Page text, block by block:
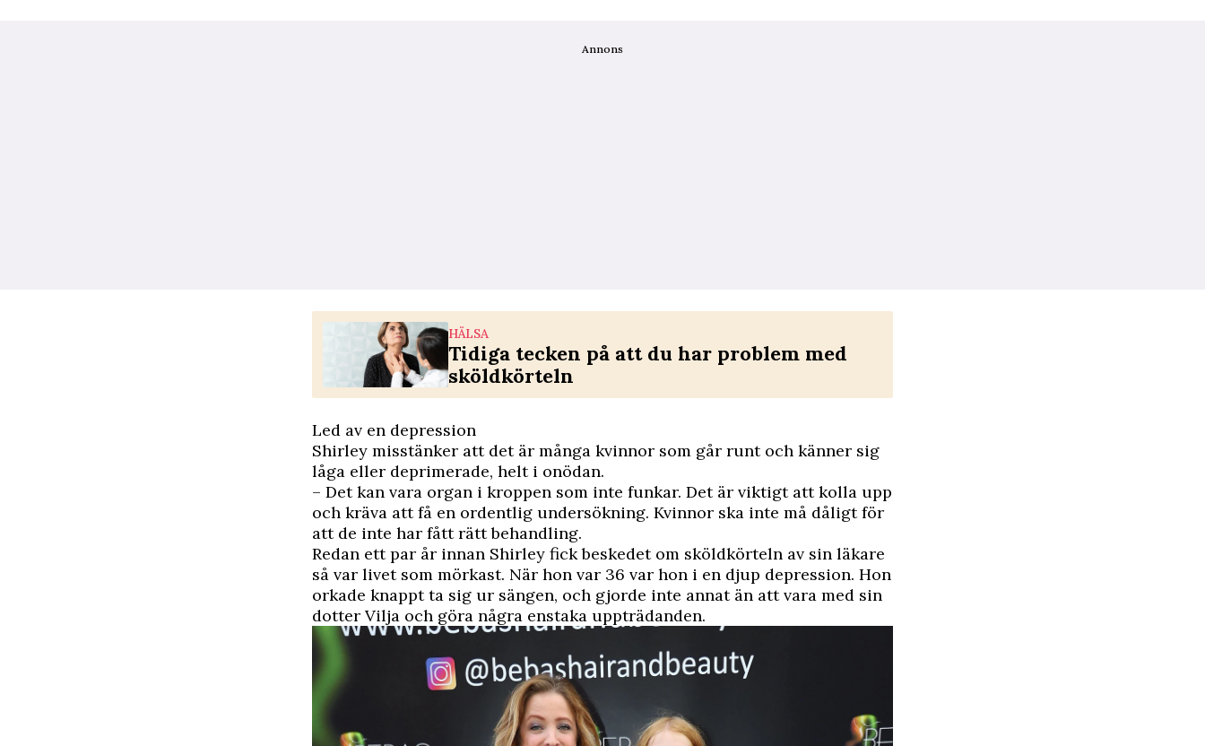
Annons
HÄLSA
Tidiga tecken på att du har problem med
sköldkörteln
Led av en depression
Shirley misstänker att det är många kvinnor som går runt och känner sig
låga eller deprimerade, helt i onödan.
– Det kan vara organ i kroppen som inte funkar. Det är viktigt att kolla upp
och kräva att få en ordentlig undersökning. Kvinnor ska inte må dåligt för
att de inte har fått rätt behandling.
Redan ett par år innan Shirley fick beskedet om sköldkörteln av sin läkare
så var livet som mörkast. När hon var 36 var hon i en djup depression. Hon
orkade knappt ta sig ur sängen, och gjorde inte annat än att vara med sin
dotter Vilja och göra några enstaka uppträdanden.